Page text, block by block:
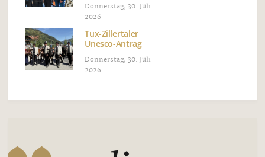
Donnerstag, 30. Juli
2026
Tux-Zillertaler
Unesco-Antrag
Donnerstag, 30. Juli
2026